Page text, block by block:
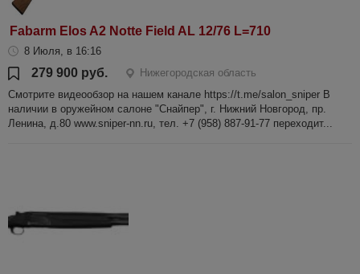
Fabarm Elos A2 Notte Field AL 12/76 L=710
8 Июля, в 16:16
279 900 руб.
Нижегородская область
Смотрите видеообзор на нашем канале https://t.me/salon_sniper В
наличии в оружейном салоне "Снайпер", г. Нижний Новгород, пр.
Ленина, д.80 www.sniper-nn.ru, тел. +7 (958) 887-91-77 переходит...